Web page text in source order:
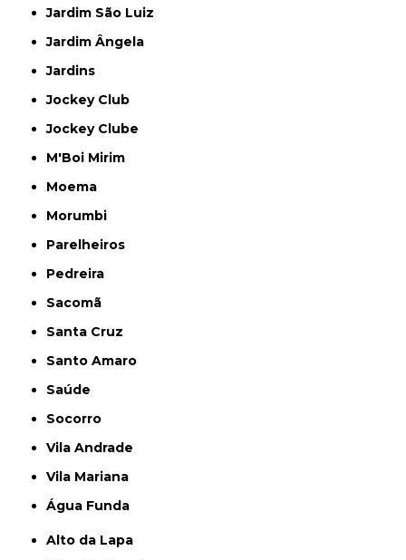
Jardim São Luiz
Jardim Ângela
Jardins
Jockey Club
Jockey Clube
M'Boi Mirim
Moema
Morumbi
Parelheiros
Pedreira
Sacomã
Santa Cruz
Santo Amaro
Saúde
Socorro
Vila Andrade
Vila Mariana
Água Funda
Alto da Lapa